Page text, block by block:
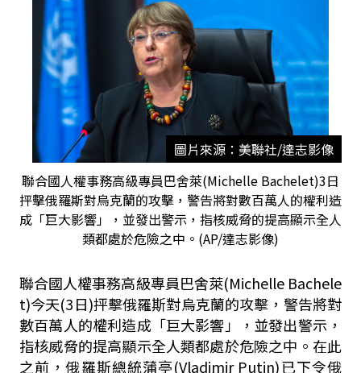
圖片來源：美聯社/達志影像
聯合國人權事務高級專員巴舍萊(Michelle Bachelet)3日
抨擊俄羅斯對烏克蘭的攻擊，警告將對數百萬人的權利造
成「巨大影響」，並發出警示，指核威脅的提高顯示全人
類都處於危險之中。(AP/達志影像)
聯合國人權事務高級專員巴舍萊(Michelle Bachele
t)今天(3日)抨擊俄羅斯對烏克蘭的攻擊，警告將對
數百萬人的權利造成「巨大影響」，並發出警示，
指核威脅的提高顯示全人類都處於危險之中。在此
之前，俄羅斯總統蒲亭(Vladimir Putin)已下令俄